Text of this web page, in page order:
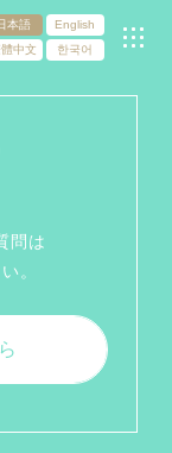
本語
English
中文
한국어
問は
。